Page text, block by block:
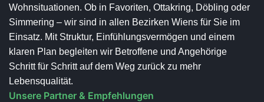
Wohnsituationen. Ob in Favoriten, Ottakring, Döbling oder
Simmering – wir sind in allen Bezirken Wiens für Sie im
Einsatz. Mit Struktur, Einfühlungsvermögen und einem
klaren Plan begleiten wir Betroffene und Angehörige
Schritt für Schritt auf dem Weg zurück zu mehr
Lebensqualität.
Unsere Partner & Empfehlungen